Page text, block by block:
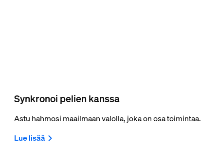
Synkronoi pelien kanssa
Astu hahmosi maailmaan valolla, joka on osa toimintaa.
Lue lisää